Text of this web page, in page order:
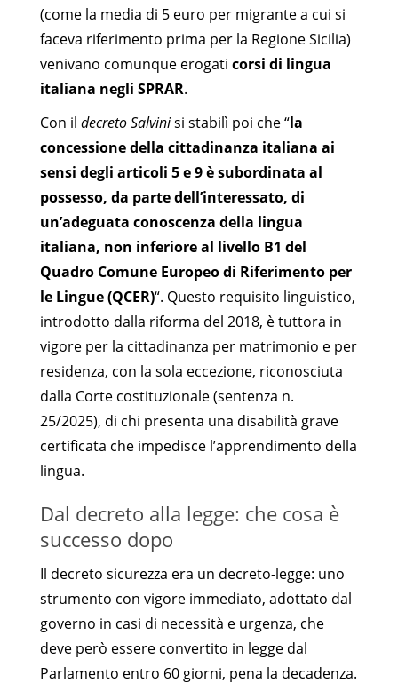
(come la media di 5 euro per migrante a cui si
faceva riferimento prima per la Regione Sicilia)
venivano comunque erogati corsi di lingua
italiana negli SPRAR.
Con il decreto Salvinisi stabilì poi che “la
concessione della cittadinanza italiana ai
sensi degli articoli 5 e 9 è subordinata al
possesso, da parte dell’interessato, di
un’adeguata conoscenza della lingua
italiana, non inferiore al livello B1 del
Quadro Comune Europeo di Riferimento per
le Lingue (QCER)“. Questo requisito linguistico,
introdotto dalla riforma del 2018, è tuttora in
vigore per la cittadinanza per matrimonio e per
residenza, con la sola eccezione, riconosciuta
dalla Corte costituzionale (sentenza n.
25/2025), di chi presenta una disabilità grave
certificata che impedisce l’apprendimento della
lingua.
Dal decreto alla legge: che cosa è
successo dopo
Il decreto sicurezza era un decreto-legge: uno
strumento con vigore immediato, adottato dal
governo in casi di necessità e urgenza, che
deve però essere convertito in legge dal
Parlamento entro 60 giorni, pena la decadenza.